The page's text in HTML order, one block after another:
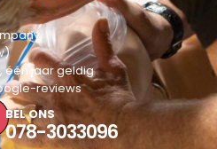
één jaar geldig
reviews
BEL ONS
078-3033096